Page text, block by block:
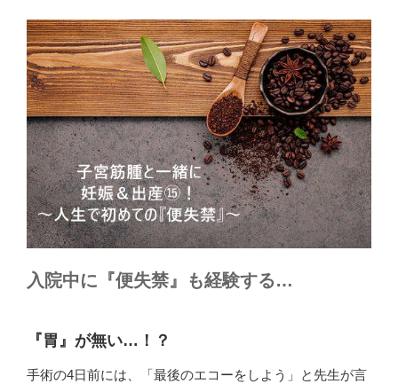
入院中に『便失禁』も経験する…
『胃』が無い…！？
手術の4日前には、「最後のエコーをしよう」と先生が言